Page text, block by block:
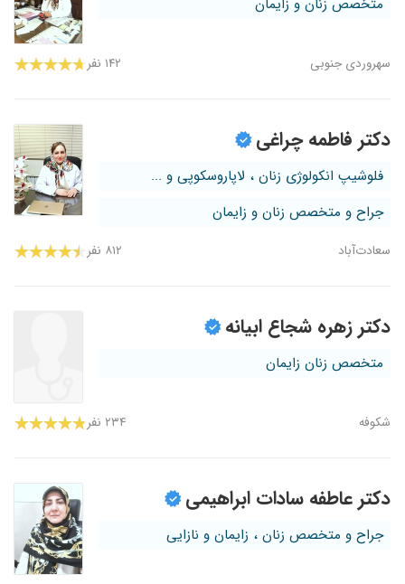
متخصص زنان و زایمان
سهروردی جنوبی ۱۴۲ نفر
دکتر فاطمه چراغی
فلوشیپ انکولوژی زنان ، لاپاروسکوپی و ...
جراح و متخصص زنان و زایمان
سعادت‌آباد ۸۱۲ نفر
دکتر زهره شجاع ابیانه
متخصص زنان زایمان
شکوفه ۲۳۴ نفر
دکتر عاطفه سادات ابراهیمی
جراح و متخصص زنان ، زایمان و نازایی